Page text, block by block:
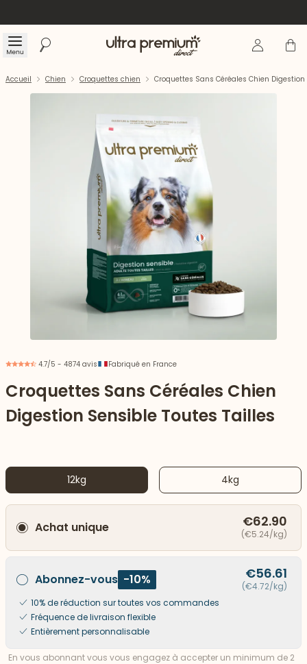
Menu Rechercher Accueil Se Panier
vers le bas
Accueil Chien Croquettes chien Croquettes Sans Céréales Chien
4.7/5 - 4874 avis Fabriqué en France
Croquettes Sans Céréales Chien
Digestion Sensible Toutes Tailles
12kg 4kg
Achat unique €62.90
(€5.24/kg)
Abonnez-vous -10% €56.61
(€4.72/kg)
10% de réduction sur toutes vos commandes
Fréquence de livraison flexible
Entièrement personnalisable
En vous abonnant vous vous engagez à accepter un minimum de 2